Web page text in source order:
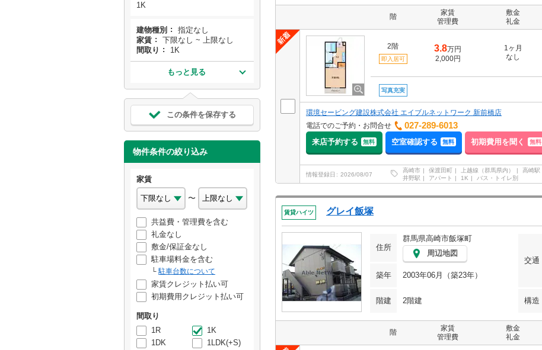
1K
建物種別
指定なし
家賃
下限なし ~ 上限なし
間取り
1K
もっと見る
この条件を保存する
物件条件の絞り込み
家賃
〜
共益費・管理費を含む
礼金なし
敷金/保証金なし
駐車場料金を含む
駐車台数について
家賃クレジット払い可
初期費用クレジット払い可
間取り
1R
1K
1DK
1LDK(+S)
階
家賃
管理費
敷金
礼金
2階
即入居可
3.8万円
2,000円
1ヶ月
なし
写真充実
環境セービング建設株式会社 エイブルネットワーク 新前橋店
電話でのご予約・お問合せ
027-289-6013
来店予約する 無料 空室確認する 無料 初期費用を聞く 無料
情報登録日 2026/08/07
高崎市 保渡田町 上越線（群馬県内） 高崎駅
井野駅
アパート 1K バス・トイレ別
賃貸ハイツ グレイ飯塚
住所
群馬県高崎市飯塚町
周辺地図
交通
築年 2003年06月（築23年）
階建 2階建 構造
階
家賃
管理費
敷金
礼金